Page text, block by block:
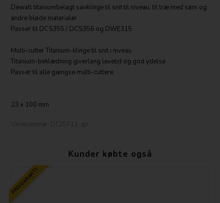
Dewalt titaniumbelagt savklinge til snit til niveau, til træ med søm og
andre bløde materialer
Passer til DCS355 / DCS356 og DWE315
Multi-cutter Titanium-klinge til snit i niveau
Titanium-beklædning giverlang levetid og god ydelse
Passer til alle gængse multi-cuttere
23 x 100 mm
Kunder købte også
PRISGARANTI